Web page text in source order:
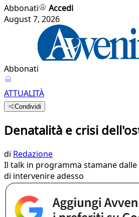
Abbonati
Accedi
August 7, 2026
Abbonati
ATTUALITÀ
Condividi
Denatalità e crisi
di Redazione
Il talk in programma stamane dalle
di intervenire adesso